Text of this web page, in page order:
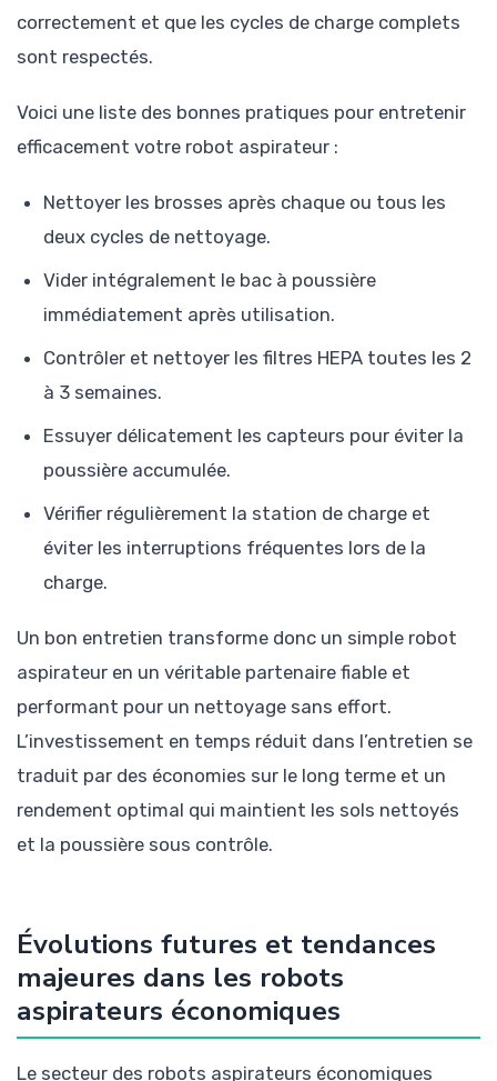
correctement et que les cycles de charge complets
sont respectés.
Voici une liste des bonnes pratiques pour entretenir
efficacement votre robot aspirateur :
Nettoyer les brosses après chaque ou tous les
deux cycles de nettoyage.
Vider intégralement le bac à poussière
immédiatement après utilisation.
Contrôler et nettoyer les filtres HEPA toutes les 2
à 3 semaines.
Essuyer délicatement les capteurs pour éviter la
poussière accumulée.
Vérifier régulièrement la station de charge et
éviter les interruptions fréquentes lors de la
charge.
Un bon entretien transforme donc un simple robot
aspirateur en un véritable partenaire fiable et
performant pour un nettoyage sans effort.
L’investissement en temps réduit dans l’entretien se
traduit par des économies sur le long terme et un
rendement optimal qui maintient les sols nettoyés
et la poussière sous contrôle.
Évolutions futures et tendances
majeures dans les robots
aspirateurs économiques
Le secteur des robots aspirateurs économiques